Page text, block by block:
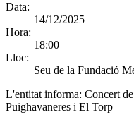
Data:
14/12/2025
Hora:
18:00
Lloc:
Seu de la Fundació
L'entitat informa: Concert
Puighavaneres i El Torp